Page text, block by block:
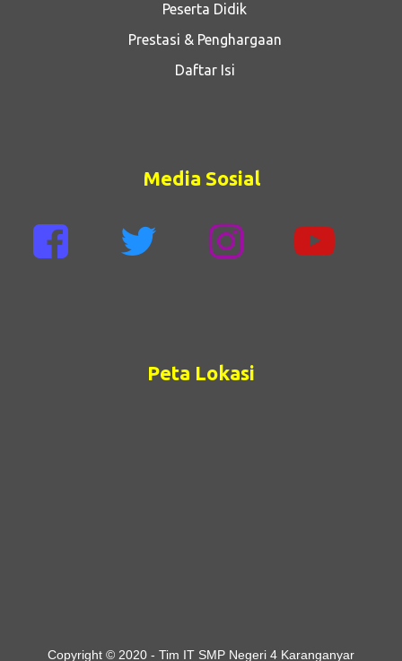
Peserta Didik
Prestasi & Penghargaan
Daftar Isi
Media Sosial
Peta Lokasi
Copyright © 2020 - Tim IT SMP Negeri 4 Karanganyar